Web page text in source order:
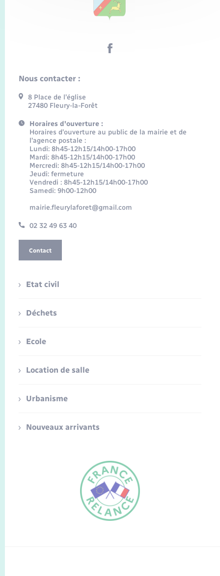
FR
Nous contacter :
8 Place de l’église
27480 Fleury-la-Forêt
Horaires d'ouverture :
Horaires d’ouverture au public de la mairie et de
l’agence postale :
Lundi: 8h45-12h15/14h00-17h00
Mardi: 8h45-12h15/14h00-17h00
Mercredi: 8h45-12h15/14h00-17h00
Jeudi: fermeture
Vendredi : 8h45-12h15/14h00-17h00
Samedi: 9h00-12h00
mairie.fleurylaforet@gmail.com
02 32 49 63 40
Contact
Etat civil
Déchets
Ecole
Location de salle
Urbanisme
Nouveaux arrivants